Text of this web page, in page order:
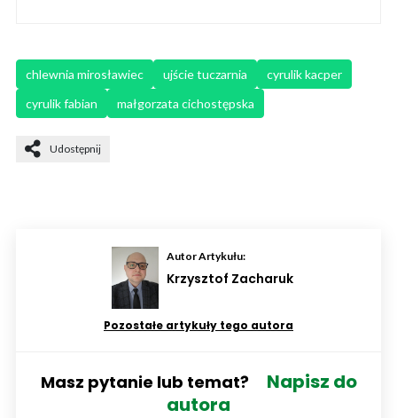
chlewnia mirosławiec ujście tuczarnia
cyrulik kacper
cyrulik fabian
małgorzata cichostępska
Udostępnij
Autor Artykułu:
Krzysztof Zacharuk
Pozostałe artykuły tego autora
Masz pytanie lub temat?
Napisz do
autora